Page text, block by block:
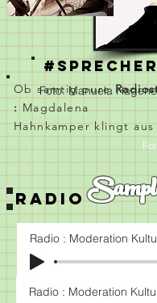
Radio : Moderation
Radio : Moderation
Foto: Manuela
Ob samtig pure
: Magdalena
Hahnkamper klingt aus
Radio